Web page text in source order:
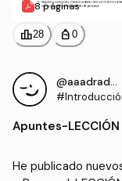
8 páginas
leaderboard28 personal_bag 0
@aaadrados
Apuntes-
He publicado